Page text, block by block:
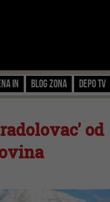
IN Blog zona Depo TV
od